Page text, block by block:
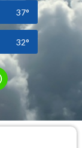
37°
32°